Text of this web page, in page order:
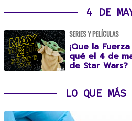
4 DE
SERIES Y PELÍCULAS
¡Que la
qué el 4 de
de Star Wars?
LO QUE MÁS